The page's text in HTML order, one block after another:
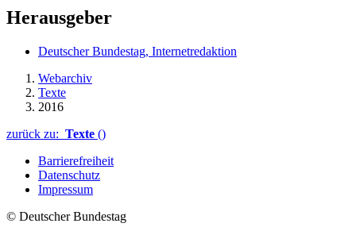
Herausgeber
Deutscher Bundestag, Internetredaktion
Webarchiv
Texte
2016
zurück zu: Texte ()
Barrierefreiheit
Datenschutz
Impressum
© Deutscher Bundestag